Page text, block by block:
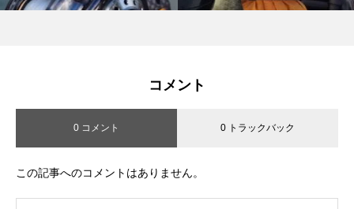
コメント
0 コメント 0 トラックバック
この記事へのコメントはありません。